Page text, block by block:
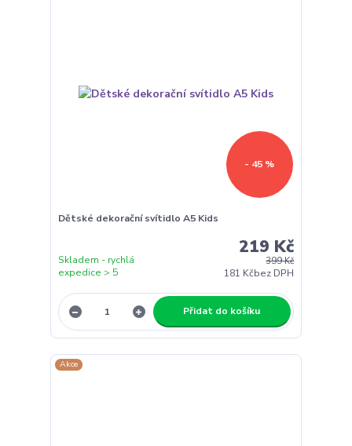
- 45 %
Dětské dekorační svítidlo A5 Kids
399 Kč
219 Kč
181 Kčbez DPH
Skladem - rychlá
expedice > 5
Přidat do košíku
Akce